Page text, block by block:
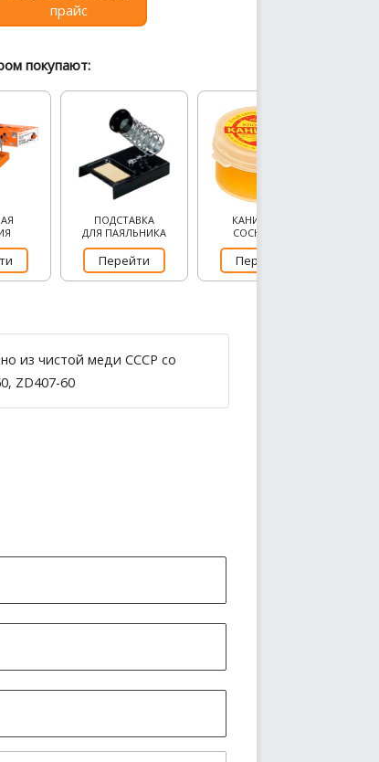
прайс
покупают:
ПОДСТАВКА
ДЛЯ ПАЯЛЬНИКА
Перейти
КАНИФОЛЬ
СОСНОВАЯ
Перейти
из чистой меди СССР со
ZD407-60